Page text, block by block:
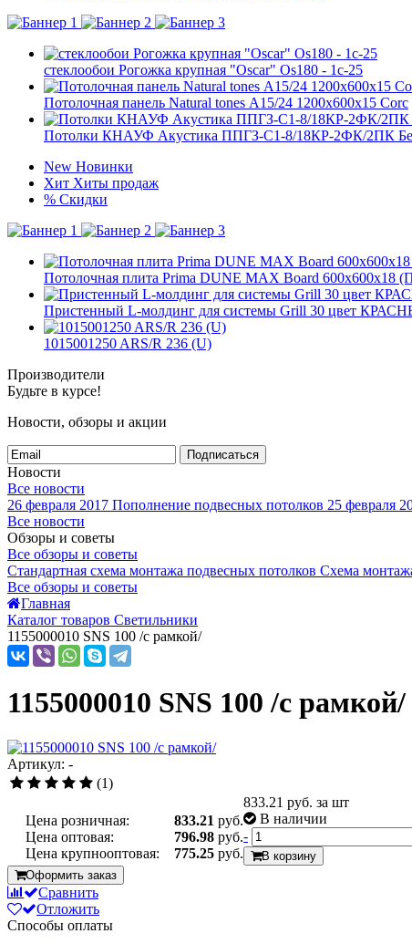
стеклообои Рогожка крупная "Oscar" Os180 - 1c-25
Потолочная панель Natural tones А15/24 1200x600x15 Corc
Потолки КНАУФ Акустика ППГЗ-С1-8/18КР-2ФК/2ПК
New Новинки
Хит Хиты продаж
% Скидки
Потолочная плита Prima DUNE MAX Board 600x600x18
Пристенный L-молдинг для системы Grill 30 цвет
1015001250 ARS/R 236 (U)
Производители
Будьте в курсе!
Новости, обзоры и акции
Подписаться
Новости
Все новости
26 февраля 2017 Пополнение подвесных потолков 25 февраля
Все новости
Обзоры и советы
Все обзоры и советы
Стандартная схема монтажа подвесных потолков Схема
Все обзоры и советы
Главная
Каталог товаров Светильники
1155000010 SNS 100 /с рамкой/
1155000010 SNS 100 /с рамкой/
Артикул: -
(1)
Цена розничная: 833.21 руб.
Цена оптовая:
796.98 руб.
Цена крупнооптовая:
775.25 руб.
833.21 руб. за шт
В наличии
-
В корзину
Оформить заказ
Сравнить
Отложить
Способы оплаты